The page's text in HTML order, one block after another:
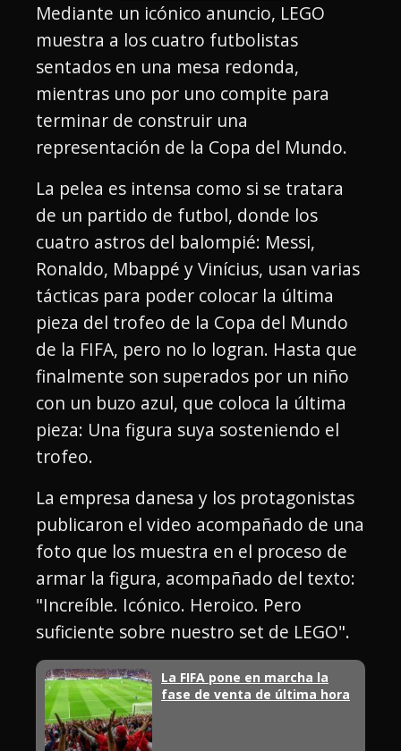
Mediante un icónico anuncio, LEGO
muestra a los cuatro futbolistas
sentados en una mesa redonda,
mientras uno por uno compite para
terminar de construir una
representación de la Copa del Mundo.
La pelea es intensa como si se tratara
de un partido de futbol, donde los
cuatro astros del balompié: Messi,
Ronaldo, Mbappé y Vinícius, usan varias
tácticas para poder colocar la última
pieza del trofeo de la Copa del Mundo
de la FIFA, pero no lo logran. Hasta que
finalmente son superados por un niño
con un buzo azul, que coloca la última
pieza: Una figura suya sosteniendo el
trofeo.
La empresa danesa y los protagonistas
publicaron el video acompañado de una
foto que los muestra en el proceso de
armar la figura, acompañado del texto:
"Increíble. Icónico. Heroico. Pero
suficiente sobre nuestro set de LEGO".
La FIFA pone en marcha la
fase de venta de última hora